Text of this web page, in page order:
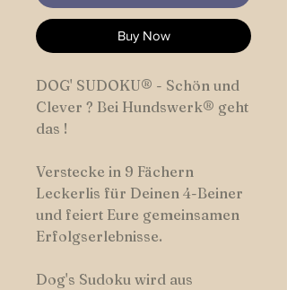
Buy Now
DOG' SUDOKU® - Schön und
Clever ? Bei Hundswerk® geht
das !
Verstecke in 9 Fächern
Leckerlis für Deinen 4-Beiner
und feiert Eure gemeinsamen
Erfolgserlebnisse.
Dog's Sudoku wird aus